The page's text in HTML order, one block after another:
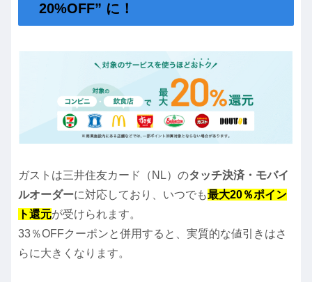
20%OFF” に！
ガストは三井住友カード（NL）のタッチ決済・モバイ
ルオーダーに対応しており、いつでも最大20％ポイン
ト還元が受けられます。
33％OFFクーポンと併用すると、実質的な値引きはさ
らに大きくなります。